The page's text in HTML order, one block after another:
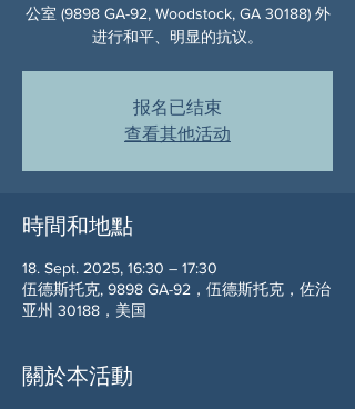
公室 (9898 GA-92, Woodstock, GA 30188) 外
进行和平、明显的抗议。
报名已结束
查看其他活动
時間和地點
18. Sept. 2025, 16:30 – 17:30
伍德斯托克, 9898 GA-92，伍德斯托克，佐治
亚州 30188，美国
關於本活動